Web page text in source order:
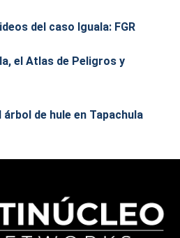
del caso Iguala: FGR
el Atlas de Peligros y
de hule en Tapachula